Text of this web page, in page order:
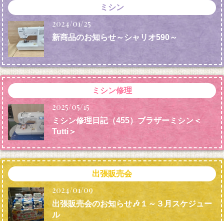
ミシン
2024/01/25
新商品のお知らせ～シャリオ590～
ミシン修理
2025/05/15
ミシン修理日記（455）ブラザーミシン＜
Tutti＞
出張販売会
2024/01/09
出張販売会のお知らせ🎶１～３月スケジュー
ル